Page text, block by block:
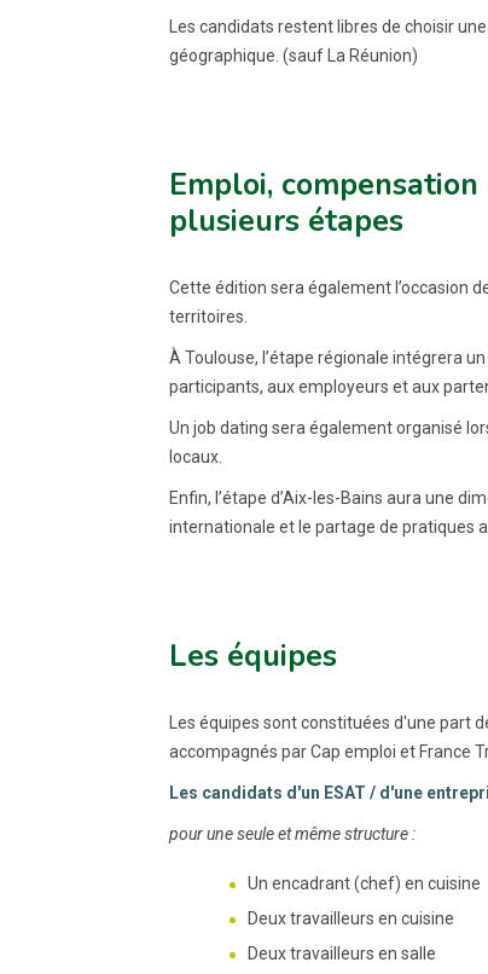
Les candidats restent libres de choisir
géographique. (sauf La Réunion)
Emploi,
plusieurs étapes
Cette édition sera également l’occasion
territoires.
À Toulouse, l’étape régionale intégrera
participants, aux employeurs et aux
Un job dating sera également organisé
locaux.
Enfin, l’étape d’Aix-les-Bains aura une
internationale et le partage de pratiques
Les équipes
Les équipes sont constituées d'une part
accompagnés par Cap emploi et France
Les candidats d'un ESAT / d'une
pour une seule et même structure :
Un encadrant (chef) en cuisine
Deux travailleurs en cuisine
Deux travailleurs en salle